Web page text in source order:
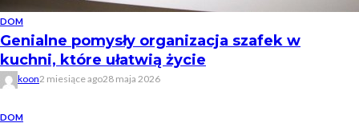
DOM
Genialne pomysły organizacja szafek w
kuchni, które ułatwią życie
koon2 miesiące ago28 maja 2026
DOM